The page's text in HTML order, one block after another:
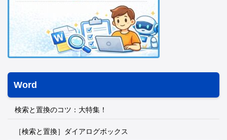
Word
検索と置換のコツ：大特集！
［検索と置換］ダイアログボックス